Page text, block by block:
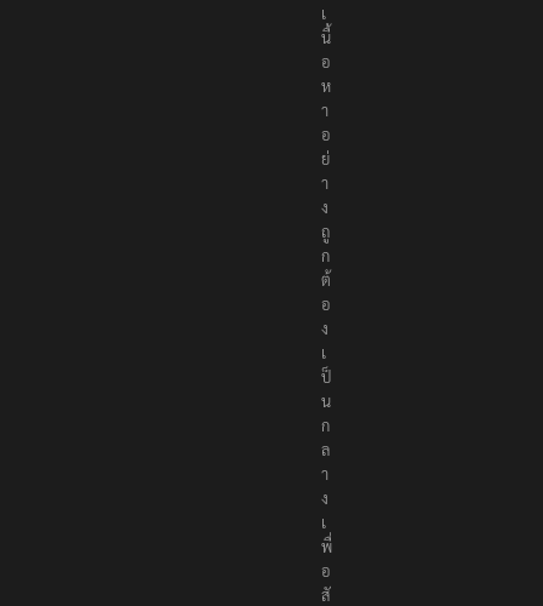
อ
เ
นื้
อ
ห
า
อ
ย่
า
ง
ถู
ก
ต้
อ
ง
เ
ป็
น
ก
ล
า
ง
เ
พื่
อ